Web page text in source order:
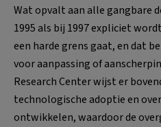
Wat opvalt aan alle gangbare
1995 als bij 1997 expliciet
een harde grens gaat, en dat
voor aanpassing of
Research Center wijst er
technologische adoptie en
ontwikkelen, waardoor de